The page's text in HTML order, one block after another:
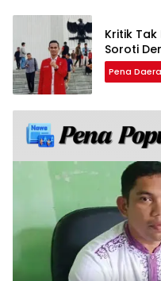
Kritik
Soroti
Pena